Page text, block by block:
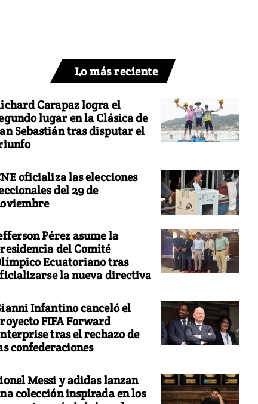
Lo más reciente
Carapaz logra el
lugar en la Clásica de
Sebastián tras disputar el
oficializa las elecciones
del 29 de
Pérez asume la
del Comité
Ecuatoriano tras
la nueva directiva
Infantino canceló el
FIFA Forward
tras el rechazo de
confederaciones
Messi y adidas lanzan
colección inspirada en los